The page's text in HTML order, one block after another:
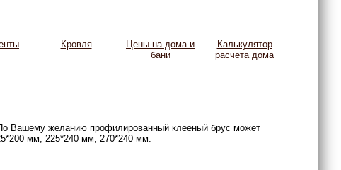
Кровля
Цены на дома и
бани
Калькулятор
расчета дома
Вашему желанию профилированный клееный брус может
мм, 225*240 мм, 270*240 мм.